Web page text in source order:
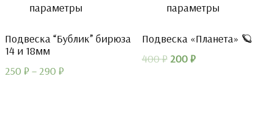
параметры
Подвеска “Бублик” бирюза
14 и 18мм
250 ₽– 290 ₽
параметры
Подвеска «Планета» 🪐
400₽ Первоначальная
200₽Текущая